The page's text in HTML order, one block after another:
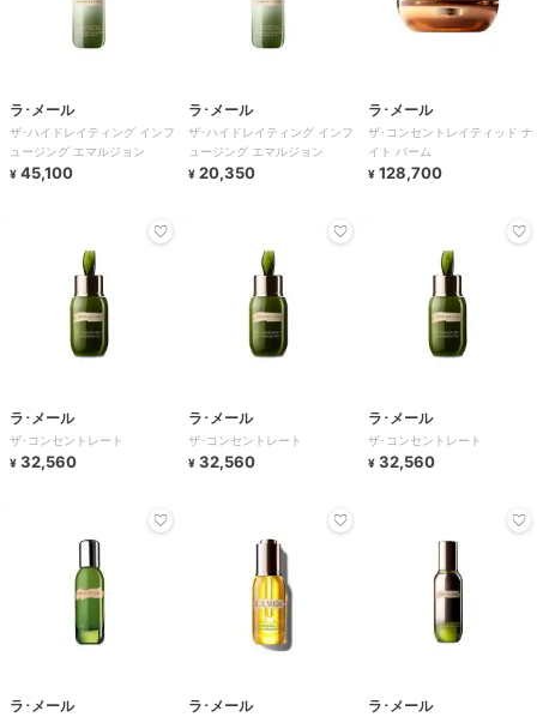
ラ･メール
ザ･ハイドレイティング インフ
ュージング エマルジョン
¥ 45,100
ラ･メール
ザ･ハイドレイティング インフ
ュージング エマルジョン
¥ 20,350
ラ･メール
ザ･コンセントレイティッド ナ
イト バーム
¥ 128,700
ラ･メール
ザ･コンセントレート
¥ 32,560
ラ･メール
ザ･コンセントレート
¥ 32,560
ラ･メール
ザ･コンセントレート
¥ 32,560
ラ･メール ラ･メール ラ･メール